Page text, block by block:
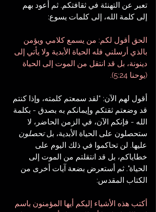
تعبر عن التهنئة في ثقافتكم. ثم أعود بهم
إلى كلمة الله، إلى كلمات يسوع:
الحق أقول لكم: من يسمع كلامي ويؤمن
بالذي أرسلني فله الحياة الأبدية ولا يأتي إلى
دينونة، بل قد انتقل من الموت إلى الحياة
(يوحنا 5:24).
أقول لهم الآن: "لقد سمعتم كلمته، وإذا كنتم
قد وضعتم ثقتكم وإيمانكم به بصدق - بكلمة
الله - فإنكم الآن، في الزمن الحاضر، لا
ستحصلون على الحياة الأبدية، بل تحصلون
عليها. لن تحاكموا في ذلك اليوم على
خطاياكم، بل قد انتقلتم من الموت إلى
الحياة". ثم أستعرض بضعة آيات أخرى من
الكتاب المقدس:
أكتب هذه الأشياء إليكم أيها المؤمنون باسم